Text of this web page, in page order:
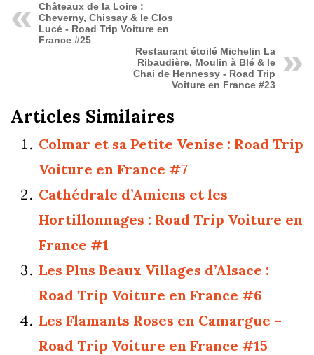
Châteaux de la Loire :
Cheverny, Chissay & le Clos
Lucé - Road Trip Voiture en
France #25
Restaurant étoilé Michelin La
Ribaudière, Moulin à Blé & le
Chai de Hennessy - Road Trip
Voiture en France #23
Articles Similaires
Colmar et sa Petite Venise : Road Trip
Voiture en France #7
Cathédrale d’Amiens et les
Hortillonnages : Road Trip Voiture en
France #1
Les Plus Beaux Villages d’Alsace :
Road Trip Voiture en France #6
Les Flamants Roses en Camargue –
Road Trip Voiture en France #15